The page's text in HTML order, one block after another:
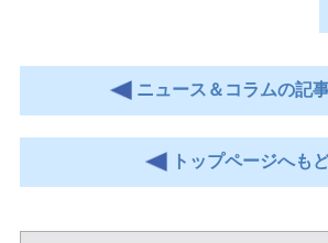
ニュース＆コラムの記
トップページへも